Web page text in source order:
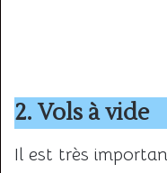
2. Vols à vide
Il est très